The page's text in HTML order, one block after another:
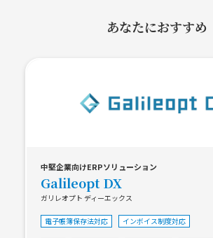
あなたにおすすめ
中堅企業向けERPソリューション
Galileopt DX
ガリレオプト ディーエックス
電子帳簿保存法対応 インボイス制度対応